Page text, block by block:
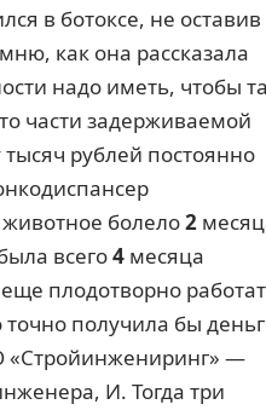
в ботоксе, не оставив
как она рассказала
надо иметь, чтобы
части задерживаемой
рублей постоянно
болело2
всего4 месяца
плодотворно
получила бы
«Стройинжениринг» —
И. Тогда три